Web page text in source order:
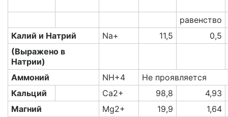
равенство
Калий и Натрий
Na+ 11,5
0,5
(Выражено в
Натрии)
Аммоний
NH+4
Не проявляется
Кальций
Ca2+ 98,8
4,93
Магний
Mg2+ 19,9
1,64